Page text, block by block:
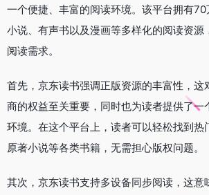
一个便捷、丰富的阅读环境。该平台拥有
小说、有声书以及漫画等多样化的阅读资源
阅读需求。
首先，京东读书强调正版资源的丰富性，这
商的权益至关重要，同时也为读者提供了一
环境。在这个平台上，读者可以轻松找到热
原著小说等各类书籍，无需担心版权问题。
其次，京东读书支持多设备同步阅读，这意